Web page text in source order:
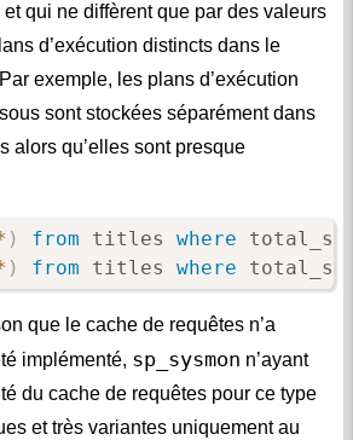
qui ne diffèrent que par des valeurs
d’exécution distincts dans le
exemple, les plans d’exécution
sont stockées séparément dans
alors qu’elles sont presque
) from titles where
) from titles where
que le cache de requêtes n’a
implémenté, sp_sysmon n’ayant
du cache de requêtes pour ce type
et très variantes uniquement au